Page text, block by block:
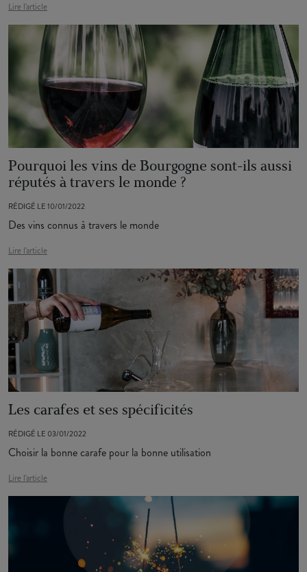
Lire l'article
Pourquoi les vins de Bourgogne sont-ils aussi
réputés à travers le monde ?
RÉDIGÉ LE 10/01/2022
Des vins connus à travers le monde
Lire l'article
Les carafes et ses spécificités
RÉDIGÉ LE 03/01/2022
Choisir la bonne carafe pour la bonne utilisation
Lire l'article